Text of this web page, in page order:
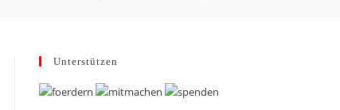
Unterstützen